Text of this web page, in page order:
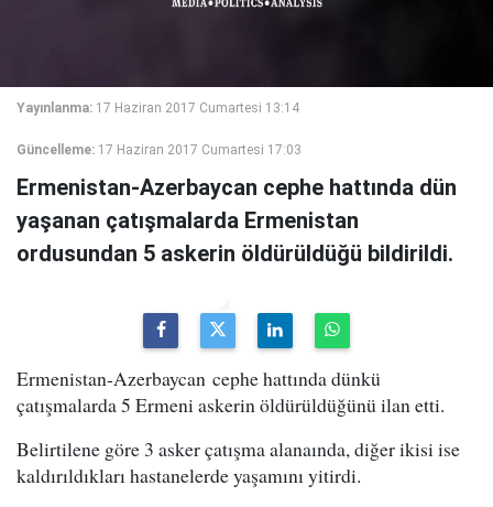
Yayınlanma: 17 Haziran 2017 Cumartesi 13:14
Güncelleme: 17 Haziran 2017 Cumartesi 17:03
Ermenistan-Azerbaycan cephe hattında dün
yaşanan çatışmalarda Ermenistan
ordusundan 5 askerin öldürüldüğü bildirildi.
Ermenistan-Azerbaycan cephe hattında dünkü
çatışmalarda 5 Ermeni askerin öldürüldüğünü ilan etti.
Belirtilene göre 3 asker çatışma alanaında, diğer ikisi ise
kaldırıldıkları hastanelerde yaşamını yitirdi.